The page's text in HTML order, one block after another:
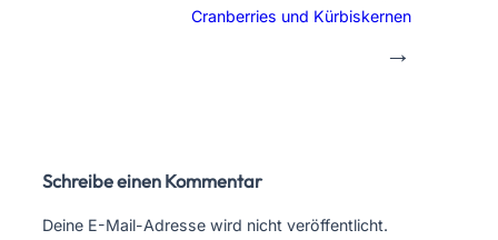
Cranberries und Kürbiskernen
→
Schreibe einen Kommentar
Deine E-Mail-Adresse wird nicht veröffentlicht.